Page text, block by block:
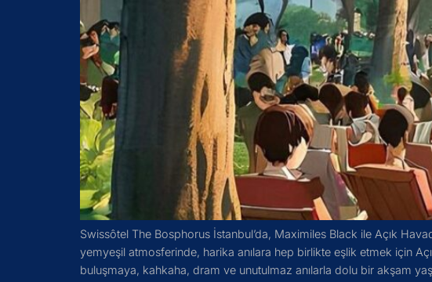
Swissôtel The Bosphorus İstanbul’da, Maximiles Black ile Açık
yemyeşil atmosferinde, harika anılara hep birlikte eşlik etmek için
buluşmaya, kahkaha, dram ve unutulmaz anılarla dolu bir akşam